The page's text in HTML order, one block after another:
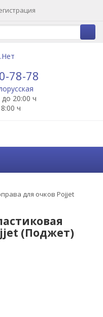
78-78
20:00 ч
ч
для очков Pojjet
(Поджет)